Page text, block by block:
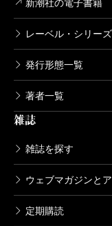
新潮社の電子書籍
レーベル・シリー
発行形態一覧
著者一覧
雑誌
雑誌を探す
ウェブマガジンと
定期購読